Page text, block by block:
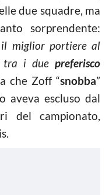
due squadre, ma
sorprendente:
il miglior portiere al
tra i due preferisco
che Zoff “snobba”
aveva escluso dal
del campionato,